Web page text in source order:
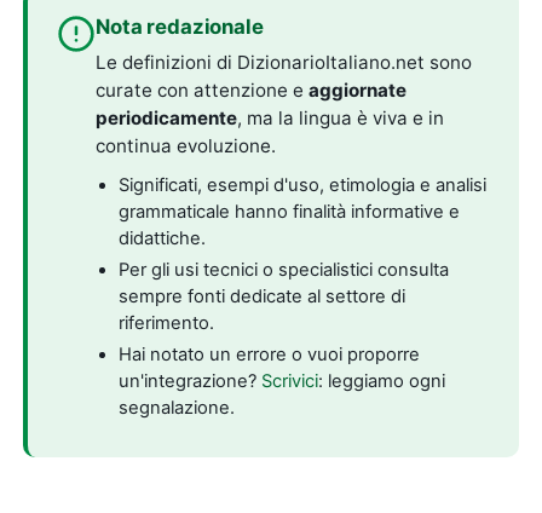
Nota redazionale
Le definizioni di DizionarioItaliano.net sono
curate con attenzione eaggiornate
periodicamente, ma la lingua è viva e in
continua evoluzione.
Significati, esempi d'uso, etimologia e analisi
grammaticale hanno finalità informative e
didattiche.
Per gli usi tecnici o specialistici consulta
sempre fonti dedicate al settore di
riferimento.
Hai notato un errore o vuoi proporre
un'integrazione? Scrivici: leggiamo ogni
segnalazione.